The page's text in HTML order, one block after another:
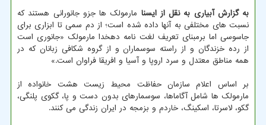
به گزارش آبیاری به نقل از ایسنا مارمولک ها جزو جانورانی هستند که
نسبت های مختلفی به آنها داده شده است؛ از دم سمی تا ابزاری برای
جاسوسی اما برمبنای تعریف لغت نامه دهخدا مارمولک «جانوری است
از رده خزندگان و از راسته سوسماران و از گروه شکافی زبانان که در
همه مناطق معتدل و سرد اروپا و آسیا و افریقا فراوان است.»
بر اساس اعلام سازمان حفاظت محیط زیست هشت خانواده از
مارمولک ها شامل آگاماها، سوسمارهای بدون دست و پا، گکوی پلنگی،
گکو، لاسرتا، اسکینگ، خاردم و بزمجه در ایران زندگی می کنند.